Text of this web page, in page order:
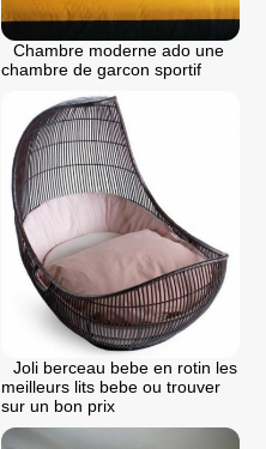
Chambre moderne ado une
chambre de garcon sportif
Joli berceau bebe en rotin les
meilleurs lits bebe ou trouver
sur un bon prix